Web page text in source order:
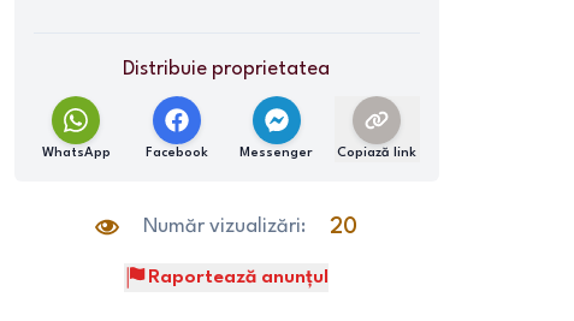
Distribuie proprietatea
WhatsApp Facebook Messenger Copiază link
Număr vizualizări: 20
Raportează anunțul